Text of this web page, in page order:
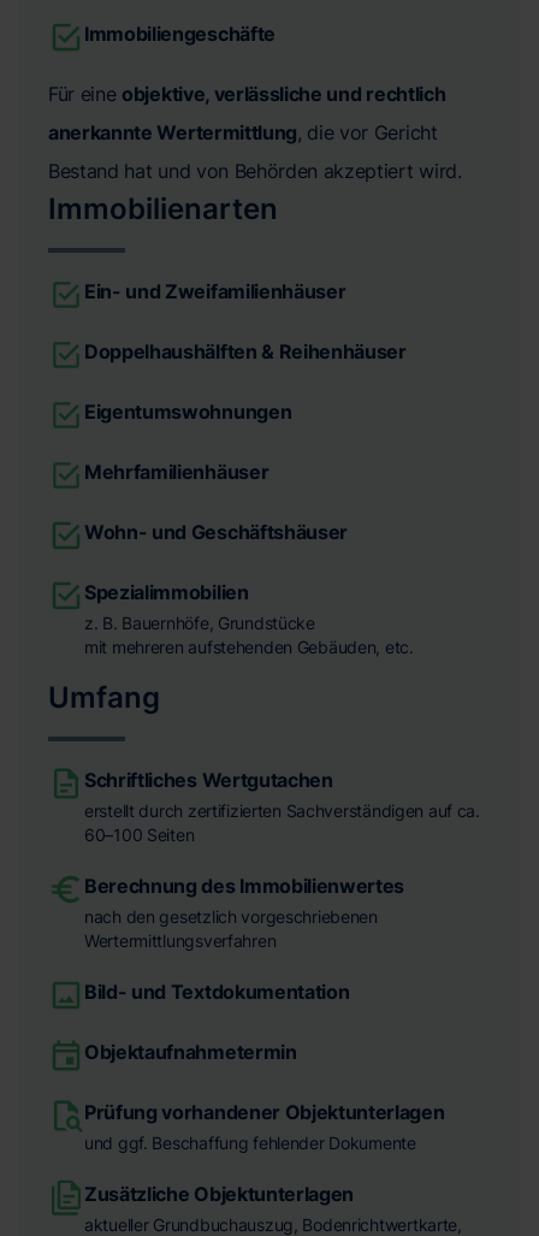
Immobiliengeschäfte
Für eine objektive, verlässliche und rechtlich
anerkannte Wertermittlung, die vor Gericht
Bestand hat und von Behörden akzeptiert wird.
Immobilienarten
Ein- und Zweifamilienhäuser
Doppelhaushälften & Reihenhäuser
Eigentumswohnungen
Mehrfamilienhäuser
Wohn- und Geschäftshäuser
Spezialimmobilien
z. B. Bauernhöfe, Grundstücke
mit mehreren aufstehenden Gebäuden, etc.
Umfang
Schriftliches Wertgutachen
erstellt durch zertifizierten Sachverständigen auf ca.
60–100 Seiten
Berechnung des Immobilienwertes
nach den gesetzlich vorgeschriebenen
Wertermittlungsverfahren
Bild- und Textdokumentation
Objektaufnahmetermin
Prüfung vorhandener Objektunterlagen
und ggf. Beschaffung fehlender Dokumente
Zusätzliche Objektunterlagen
aktueller Grundbuchauszug, Bodenrichtwertkarte,